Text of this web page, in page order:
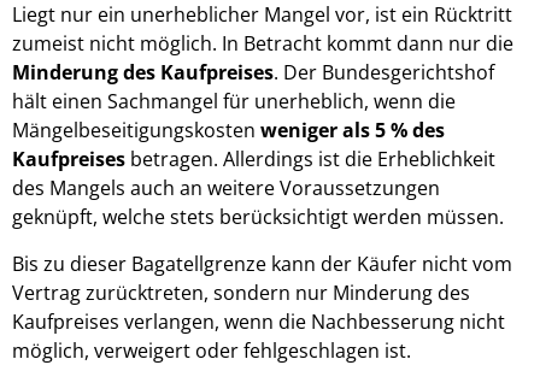
Liegt nur ein unerheblicher Mangel vor, ist ein Rücktritt
zumeist nicht möglich. In Betracht kommt dann nur die
Minderung des Kaufpreises. Der Bundesgerichtshof
hält einen Sachmangel für unerheblich, wenn die
Mängelbeseitigungskosten weniger als 5 % des
Kaufpreises betragen. Allerdings ist die Erheblichkeit
des Mangels auch an weitere Voraussetzungen
geknüpft, welche stets berücksichtigt werden müssen.
Bis zu dieser Bagatellgrenze kann der Käufer nicht vom
Vertrag zurücktreten, sondern nur Minderung des
Kaufpreises verlangen, wenn die Nachbesserung nicht
möglich, verweigert oder fehlgeschlagen ist.